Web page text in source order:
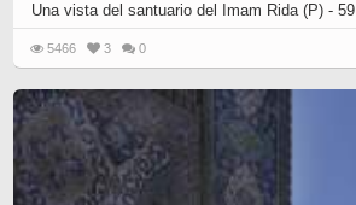
Una vista del santuario del Imam Rida (P) - 59
5466 3 0